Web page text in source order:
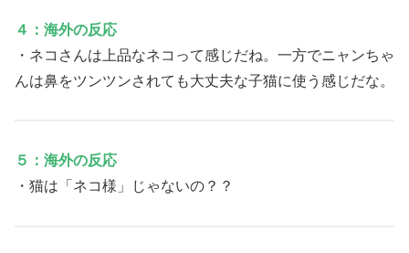
４：海外の反応
・ネコさんは上品なネコって感じだね。一方でニャンちゃ
んは鼻をツンツンされても大丈夫な子猫に使う感じだな。
５：海外の反応
・猫は「ネコ様」じゃないの？？